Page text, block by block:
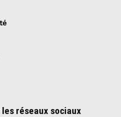
réseaux sociaux